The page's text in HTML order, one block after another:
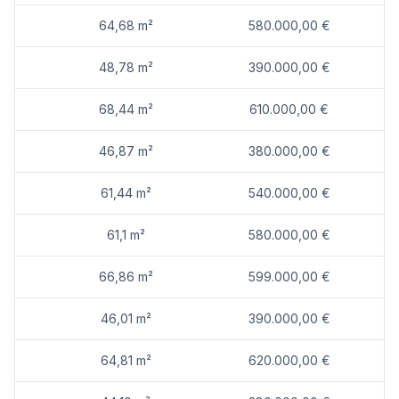
Durch die Nähe zur A22 und A23 profitieren auch Autofahrer von einer ausgezeichneten Verkehrsanbindung – der Flughafen Wien ist in rund 25 Minuten erreichbar.
Ein detaillierten Überblick finden Sie auf unserer Projekthomepage [https://www.ehl.at/wohnen/wohnprojekte/barawitzkagasse-24-1190-wien]!
Provisionsfrei für den Käufer!
Fertigstellung voraussichtlich Q3 2027
Wir weisen darauf hin, dass zwischen dem Vermittler und dem zu vermittelnden Dritten ein familiäres oder wirtschaftliches Naheverhältnis besteht.
Der Vermittler ist als Doppelmakler tätig.
EG
Top 1: 56,52 m² 450.000,00 € aktiv
Top 2: 39,89 m² 330.000,00 € aktiv
Top 4: 64,57 m² 530.000,00 € aktiv
Top 5: 68,44 m² 555.000,00 € aktiv
64,68 m² 580.000,00 €
48,78 m² 390.000,00 €
68,44 m² 610.000,00 €
46,87 m² 380.000,00 €
61,44 m² 540.000,00 €
61,1 m² 580.000,00 €
66,86 m² 599.000,00 €
46,01 m² 390.000,00 €
64,81 m² 620.000,00 €